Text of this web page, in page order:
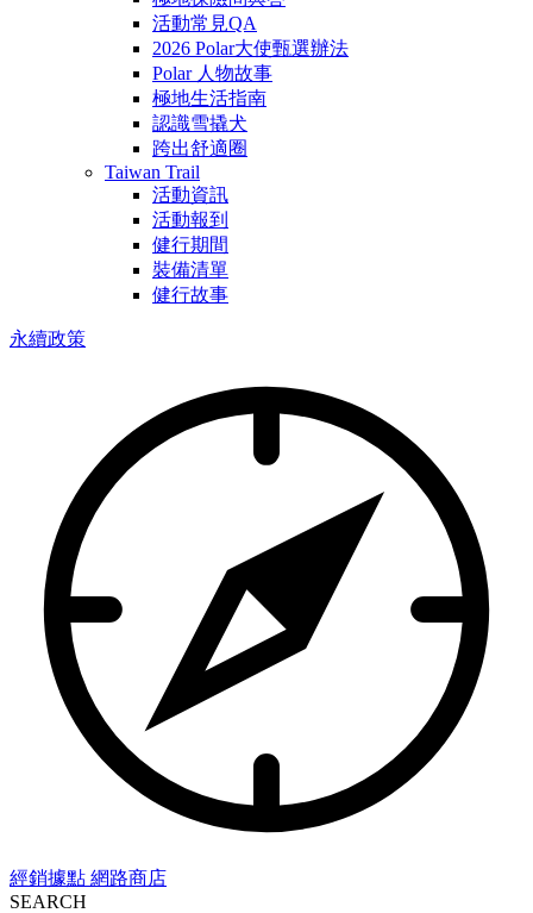
活動常見QA
2026 Polar大使甄選辦法
Polar 人物故事
極地生活指南
認識雪撬犬
跨出舒適圈
Taiwan Trail
活動資訊
活動報到
健行期間
裝備清單
健行故事
永續政策
經銷據點 網路商店
SEARCH